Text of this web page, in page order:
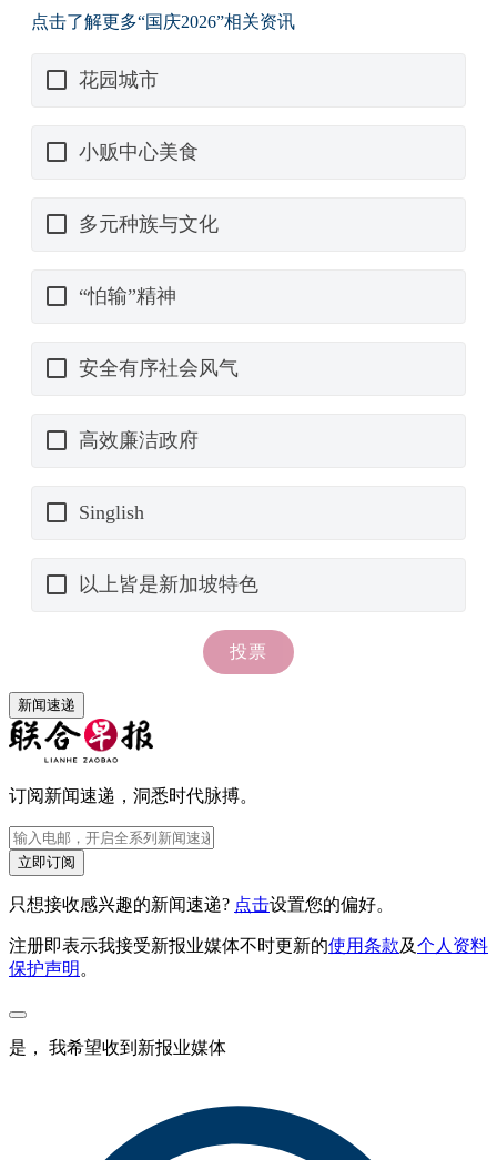
新闻速递
订阅新闻速递，洞悉时代脉搏。
立即订阅
只想接收感兴趣的新闻速递? 点击设置您的偏好。
注册即表示我接受新报业媒体不时更新的使用条款及个人资料
保护声明 。
是， 我希望收到新报业媒体